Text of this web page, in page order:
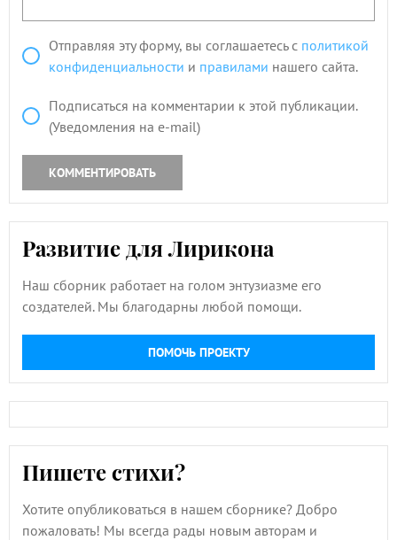
Отправляя эту форму, вы соглашаетесь с политикой
конфиденциальности и правилами нашего сайта.
Подписаться на комментарии к этой публикации.
(Уведомления на e-mail)
КОММЕНТИРОВАТЬ
Развитие для Лирикона
Наш сборник работает на голом энтузиазме его
создателей. Мы благодарны любой помощи.
ПОМОЧЬ ПРОЕКТУ
Пишете стихи?
Хотите опубликоваться в нашем сборнике? Добро
пожаловать! Мы всегда рады новым авторам и